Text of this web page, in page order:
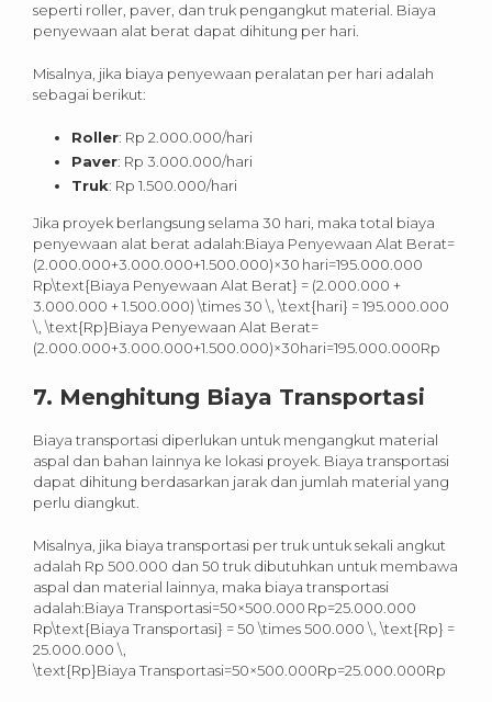
seperti roller, paver, dan truk pengangkut material. Biaya
penyewaan alat berat dapat dihitung per hari.
Misalnya, jika biaya penyewaan peralatan per hari adalah
sebagai berikut:
Roller: Rp 2.000.000/hari
Paver: Rp 3.000.000/hari
Truk: Rp 1.500.000/hari
Jika proyek berlangsung selama 30 hari, maka total biaya
penyewaan alat berat adalah:Biaya Penyewaan Alat Berat=
(2.000.000+3.000.000+1.500.000)×30 hari=195.000.000
Rp\text{Biaya Penyewaan Alat Berat} = (2.000.000 +
3.000.000 + 1.500.000) \times 30 \, \text{hari} = 195.000.000
\, \text{Rp}Biaya Penyewaan Alat Berat=
(2.000.000+3.000.000+1.500.000)×30hari=195.000.000Rp
7. Menghitung Biaya Transportasi
Biaya transportasi diperlukan untuk mengangkut material
aspal dan bahan lainnya ke lokasi proyek. Biaya transportasi
dapat dihitung berdasarkan jarak dan jumlah material yang
perlu diangkut.
Misalnya, jika biaya transportasi per truk untuk sekali angkut
adalah Rp 500.000 dan 50 truk dibutuhkan untuk membawa
aspal dan material lainnya, maka biaya transportasi
adalah:Biaya Transportasi=50×500.000 Rp=25.000.000
Rp\text{Biaya Transportasi} = 50 \times 500.000 \, \text{Rp} =
25.000.000 \,
\text{Rp}Biaya Transportasi=50×500.000Rp=25.000.000Rp